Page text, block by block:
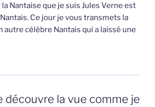
Nantaise que je suis Jules Verne est
Ce jour je vous transmets la
autre célèbre Nantais qui a laissé une
découvre la vue comme je